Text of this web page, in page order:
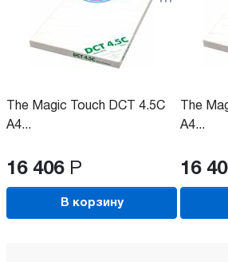
The Magic Touch DCT 4.5C
A4...
16 406 Р
В корзину
The
A4...
16